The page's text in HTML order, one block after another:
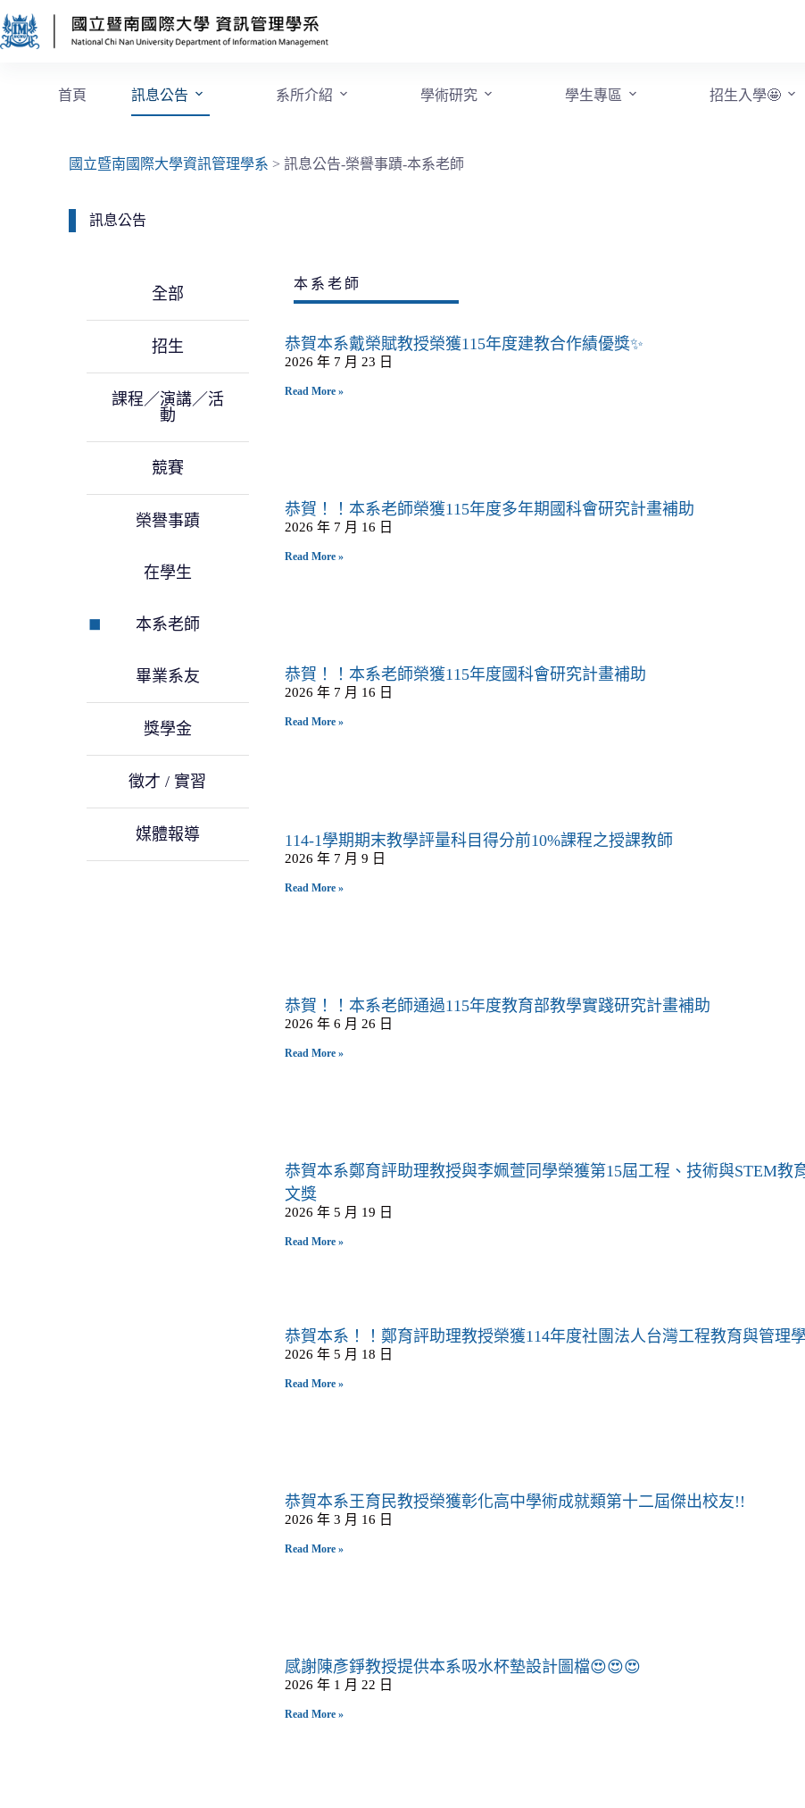
首頁 訊息公告 系所介紹 學術研究 學生專區 招生入學🤩
國立暨南國際大學資訊管理學系 >訊息公告-榮譽事蹟-本系老師
訊息公告
全部
招生
課程／演講／活
動
競賽
榮譽事蹟
在學生
本系老師
畢業系友
獎學金
徵才 / 實習
媒體報導
本系老師
恭賀本系戴榮賦教授榮獲115年度建教合作績優獎✨
2026 年 7 月 23 日
Read More »
恭賀！！本系老師榮獲115年度多年期國科會研究計畫補助
2026 年 7 月 16 日
Read More »
恭賀！！本系老師榮獲115年度國科會研究計畫補助
2026 年 7 月 16 日
Read More »
114-1學期期末教學評量科目得分前10%課程之授課教師
2026 年 7 月 9 日
Read More »
恭賀！！本系老師通過115年度教育部教學實踐研究計畫補助
2026 年 6 月 26 日
Read More »
恭賀本系鄭育評助理教授與李姵萱同學榮獲第15屆工程、技術與STEM教
文獎
2026 年 5 月 19 日
Read More »
恭賀本系！！鄭育評助理教授榮獲114年度社團法人台灣工程教育與管理
2026 年 5 月 18 日
Read More »
恭賀本系王育民教授榮獲彰化高中學術成就類第十二屆傑出校友!!
2026 年 3 月 16 日
Read More »
感謝陳彥錚教授提供本系吸水杯墊設計圖檔😍😍😍
2026 年 1 月 22 日
Read More »